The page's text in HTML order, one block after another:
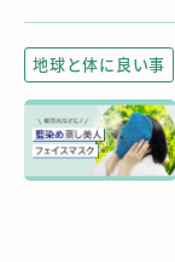
地球と体に良い事